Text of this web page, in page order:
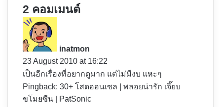
2 คอมเมนต์
inatmon
s
:
23 August 2010 at 16:22
เป็นอีกเรื่องที่อยากดูมาก แต่ไม่มีงบ แหะๆ
Pingback: 30+ โสดออนเซล | พลอยน่ารัก เจี๊ยบ
ขโมยซีน | PatSonic